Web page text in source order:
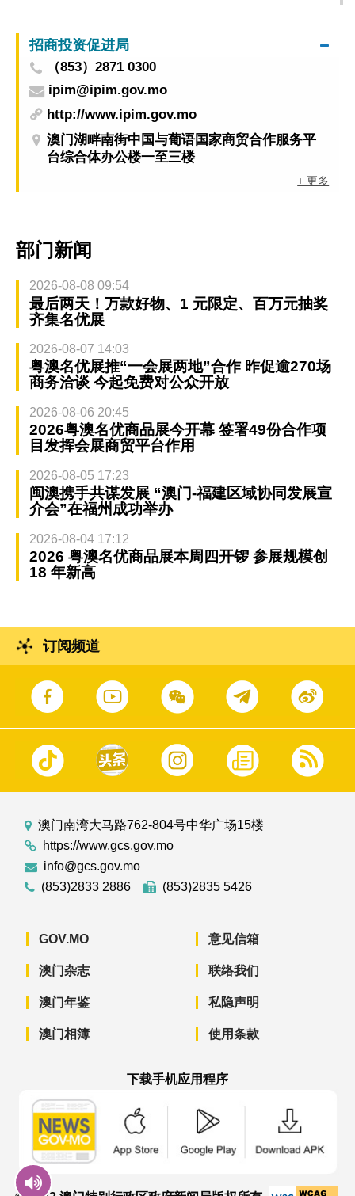
招商投资促进局
（853）2871 0300
ipim@ipim.gov.mo
http://www.ipim.gov.mo
澳门湖畔南街中国与葡语国家商贸合作服务平
台综合体办公楼一至三楼
+ 更多
部门新闻
2026-08-08 09:54
最后两天！万款好物、1 元限定、百万元抽奖
齐集名优展
2026-08-07 14:03
粤澳名优展推“一会展两地”合作 昨促逾270场
商务洽谈 今起免费对公众开放
2026-08-06 20:45
2026粤澳名优商品展今开幕 签署49份合作项
目发挥会展商贸平台作用
2026-08-05 17:23
闽澳携手共谋发展 “澳门-福建区域协同发展宣
介会”在福州成功举办
2026-08-04 17:12
2026 粤澳名优商品展本周四开锣 参展规模创
18 年新高
订阅频道
澳门南湾大马路762-804号中华广场15楼
https://www.gcs.gov.mo
info@gcs.gov.mo
(853)2833 2886
(853)2835 5426
GOV.MO
澳门杂志
澳门年鉴
澳门相簿
意见信箱
联络我们
私隐声明
使用条款
下载手机应用程序